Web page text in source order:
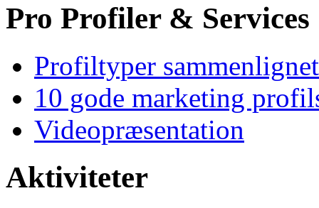
Pro Profiler & Services
Profiltyper sammenlignet
10 gode marketing
Videopræsentation
Aktiviteter